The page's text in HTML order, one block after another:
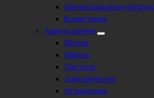
Презентационное
Коммутация
Аренда прочее
Шатры
Мебель
Текстиль
Электричество
Ограждения